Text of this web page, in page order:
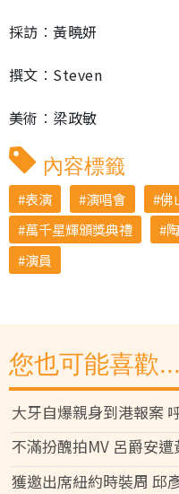
採訪︰黃曉妍
撰文︰Steven
美術︰梁政敏
內容標籤
表演 演唱會 佛
萬千星輝頒獎典禮
演員
您也可能喜歡...
大牙自爆親身到港報案
不滿扮醜拍MV 呂爵安
獲邀出席紐約時裝周 邱